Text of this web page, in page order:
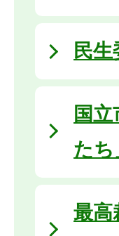
民生
国
たち
最高